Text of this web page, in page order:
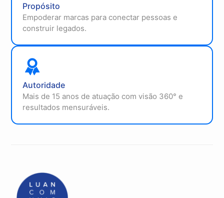
Propósito
Empoderar marcas para conectar pessoas e
construir legados.
Autoridade
Mais de 15 anos de atuação com visão 360° e
resultados mensuráveis.